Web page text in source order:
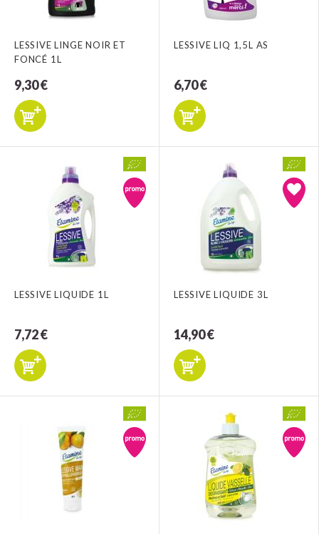
LESSIVE LINGE NOIR ET
FONCÉ 1L
9,30 €
LESSIVE LIQ 1,5L AS
6,70 €
LESSIVE LIQUIDE 1L
7,72 €
LESSIVE LIQUIDE 3L
14,90 €